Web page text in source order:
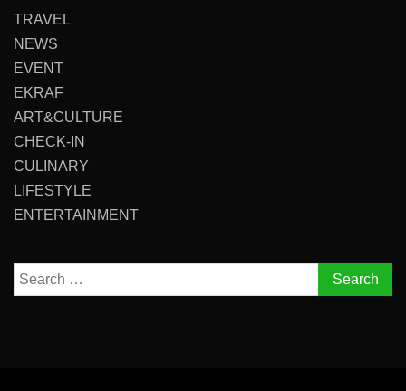
TRAVEL
NEWS
EVENT
EKRAF
ART&CULTURE
CHECK-IN
CULINARY
LIFESTYLE
ENTERTAINMENT
Search
for: